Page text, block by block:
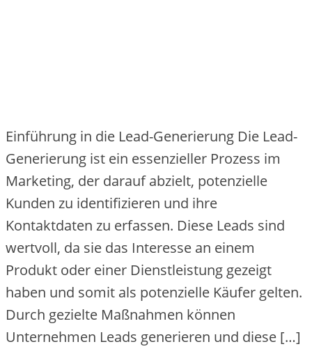
Einführung in die Lead-Generierung Die Lead-
Generierung ist ein essenzieller Prozess im
Marketing, der darauf abzielt, potenzielle
Kunden zu identifizieren und ihre
Kontaktdaten zu erfassen. Diese Leads sind
wertvoll, da sie das Interesse an einem
Produkt oder einer Dienstleistung gezeigt
haben und somit als potenzielle Käufer gelten.
Durch gezielte Maßnahmen können
Unternehmen Leads generieren und diese […]